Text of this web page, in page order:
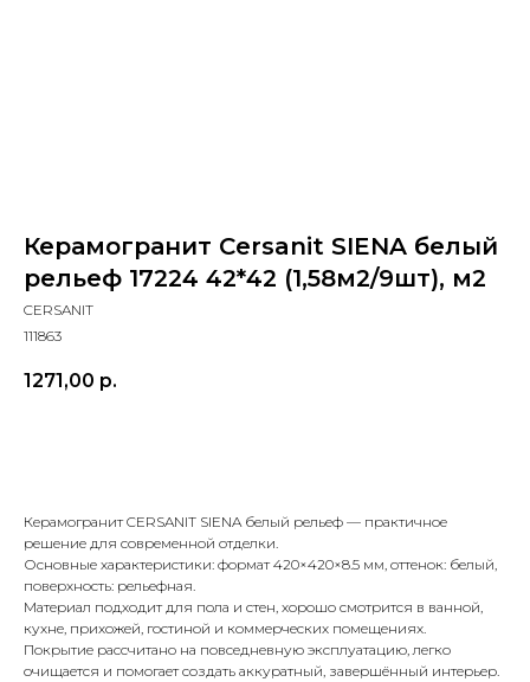
Керамогранит Cersanit SIENA белый
рельеф 17224 42*42 (1,58м2/9шт), м2
CERSANIT
111863
1271,00 р.
Керамогранит CERSANIT SIENA белый рельеф — практичное
решение для современной отделки.
Основные характеристики: формат 420×420×8.5 мм, оттенок: белый,
поверхность: рельефная.
Материал подходит для пола и стен, хорошо смотрится в ванной,
кухне, прихожей, гостиной и коммерческих помещениях.
Покрытие рассчитано на повседневную эксплуатацию, легко
очищается и помогает создать аккуратный, завершённый интерьер.